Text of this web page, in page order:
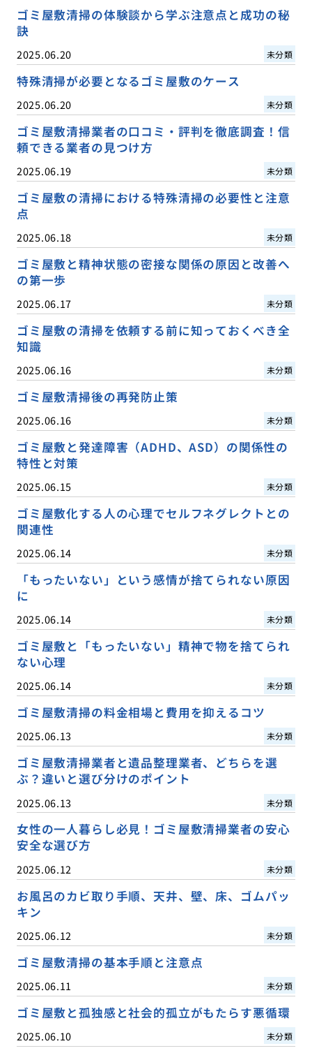
ゴミ屋敷清掃の体験談から学ぶ注意点と成功の秘
訣
2025.06.20 未分類
特殊清掃が必要となるゴミ屋敷のケース
2025.06.20 未分類
ゴミ屋敷清掃業者の口コミ・評判を徹底調査！信
頼できる業者の見つけ方
2025.06.19 未分類
ゴミ屋敷の清掃における特殊清掃の必要性と注意
点
2025.06.18 未分類
ゴミ屋敷と精神状態の密接な関係の原因と改善へ
の第一歩
2025.06.17 未分類
ゴミ屋敷の清掃を依頼する前に知っておくべき全
知識
2025.06.16 未分類
ゴミ屋敷清掃後の再発防止策
2025.06.16 未分類
ゴミ屋敷と発達障害（ADHD、ASD）の関係性の
特性と対策
2025.06.15 未分類
ゴミ屋敷化する人の心理でセルフネグレクトとの
関連性
2025.06.14 未分類
「もったいない」という感情が捨てられない原因
に
2025.06.14 未分類
ゴミ屋敷と「もったいない」精神で物を捨てられ
ない心理
2025.06.14 未分類
ゴミ屋敷清掃の料金相場と費用を抑えるコツ
2025.06.13 未分類
ゴミ屋敷清掃業者と遺品整理業者、どちらを選
ぶ？違いと選び分けのポイント
2025.06.13 未分類
女性の一人暮らし必見！ゴミ屋敷清掃業者の安心
安全な選び方
2025.06.12 未分類
お風呂のカビ取り手順、天井、壁、床、ゴムパッ
キン
2025.06.12 未分類
ゴミ屋敷清掃の基本手順と注意点
2025.06.11 未分類
ゴミ屋敷と孤独感と社会的孤立がもたらす悪循環
2025.06.10 未分類